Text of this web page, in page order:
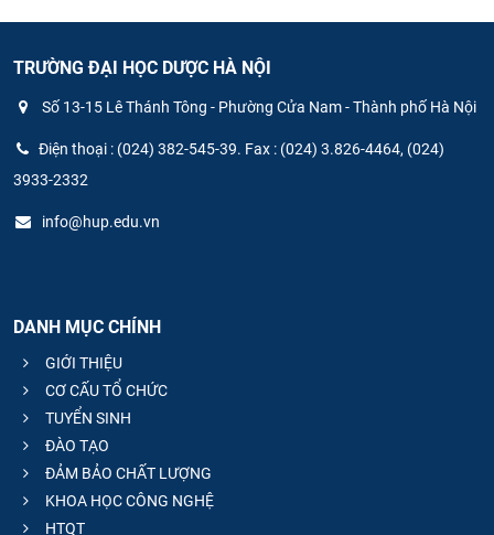
TRƯỜNG ĐẠI HỌC DƯỢC HÀ NỘI
Số 13-15 Lê Thánh Tông - Phường Cửa Nam - Thành phố Hà Nội
Điện thoại : (024) 382-545-39. Fax : (024) 3.826-4464, (024)
3933-2332
info@hup.edu.vn
DANH MỤC CHÍNH
GIỚI THIỆU
CƠ CẤU TỔ CHỨC
TUYỂN SINH
ĐÀO TẠO
ĐẢM BẢO CHẤT LƯỢNG
KHOA HỌC CÔNG NGHỆ
HTQT